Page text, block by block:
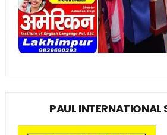
PAUL INTERNATIONAL